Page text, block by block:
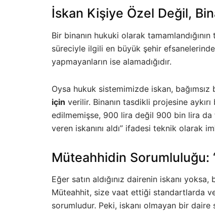
İskan Kişiye Özel Değil,
Bir binanın hukuki olarak tamamlandığının
süreciyle ilgili en büyük şehir
yapmayanların ise alamadığıdır.
Oysa hukuk sistemimizde iskan,
için verilir. Binanın tasdikli projesine
edilmemişse, 900 lira değil 900 bin lira da
veren iskanını aldı” ifadesi teknik olarak
Müteahhidin Sorumluluğu:
Eğer satın aldığınız dairenin iskanı
Müteahhit, size vaat ettiği standartlarda
sorumludur. Peki, iskanı olmayan bir daire